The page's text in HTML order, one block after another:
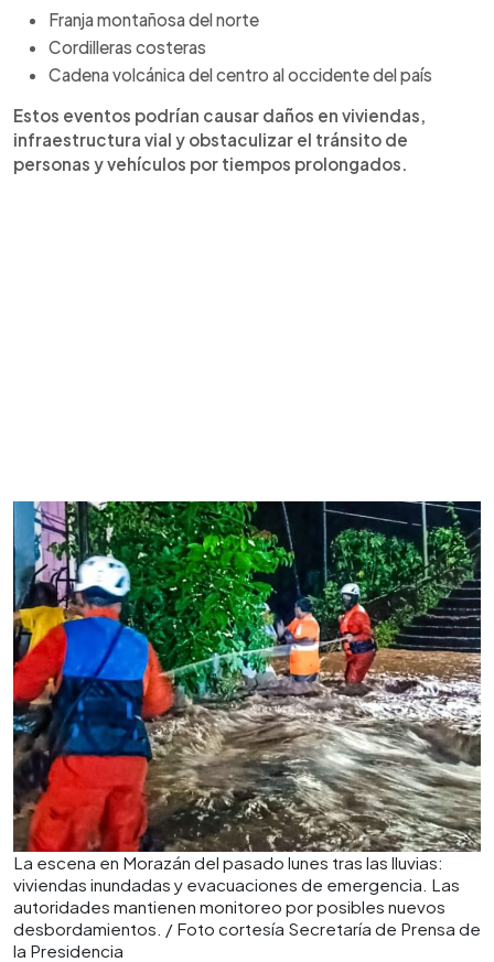
Franja montañosa del norte
Cordilleras costeras
Cadena volcánica del centro al occidente del país
Estos eventos podrían causar daños en viviendas,
infraestructura vial y obstaculizar el tránsito de
personas y vehículos por tiempos prolongados.
La escena en Morazán del pasado lunes tras las lluvias:
viviendas inundadas y evacuaciones de emergencia. Las
autoridades mantienen monitoreo por posibles nuevos
desbordamientos. / Foto cortesía Secretaría de Prensa de
la Presidencia